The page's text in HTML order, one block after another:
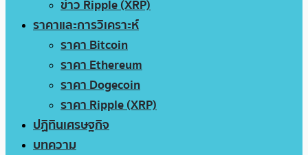
ข่าว Ripple (XRP)
ราคาและการวิเคราะห์
ราคา Bitcoin
ราคา Ethereum
ราคา Dogecoin
ราคา Ripple (XRP)
ปฏิทินเศรษฐกิจ
บทความ